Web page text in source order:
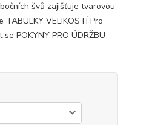
švů zajišťuje tvarovou
VELIKOSTÍ Pro
POKYNY PRO ÚDRŽBU